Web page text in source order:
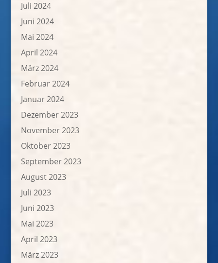
Juli 2024
Juni 2024
Mai 2024
April 2024
März 2024
Februar 2024
Januar 2024
Dezember 2023
November 2023
Oktober 2023
September 2023
August 2023
Juli 2023
Juni 2023
Mai 2023
April 2023
März 2023